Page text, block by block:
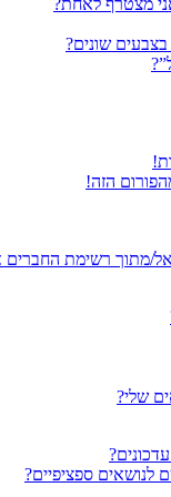
שונים?
הזה!
מתוך רשימת החברים
שלי?
לנושאים ספציפיים?